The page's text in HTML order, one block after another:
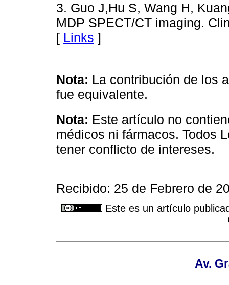
3. Guo J,Hu S, Wang H,
MDP SPECT/CT imaging.
[ Links ]
Nota: La contribución de los
fue equivalente.
Nota: Este artículo no
médicos ni fármacos. Todos
tener conflicto de intereses.
Recibido: 25 de Febrero de
Este es un artículo
Av.